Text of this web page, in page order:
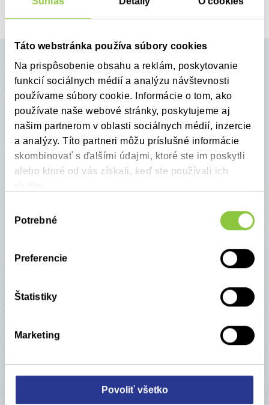
Táto webstránka používa súbory cookies
Na prispôsobenie obsahu a reklám, poskytovanie
funkcií sociálnych médií a analýzu návštevnosti
používame súbory cookie. Informácie o tom, ako
používate naše webové stránky, poskytujeme aj
našim partnerom v oblasti sociálnych médií, inzercie
a analýzy. Títo partneri môžu príslušné informácie
skombinovať s ďalšími údajmi, ktoré ste im poskytli
alebo ktoré od vás získali, keď ste používali ich
súhlasu
Potrebné
Preferencie
Štatistiky
Marketing
Povoliť všetko
Máte záujem o niektorú
publikáciu?
Radi zodpovieme na Vaše otázky.
Chýbajú vám dáta z reálnej
klinickej praxe?